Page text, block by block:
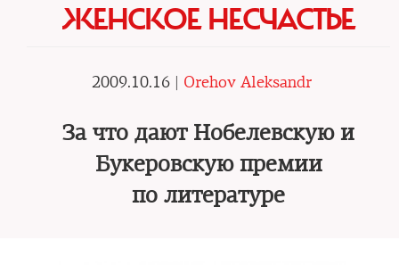
ЖЕНСКОЕ НЕСЧАСТЬЕ
2009.10.16 | Orehov Aleksandr
За что дают Нобелевскую и
Букеровскую премии
по литературе